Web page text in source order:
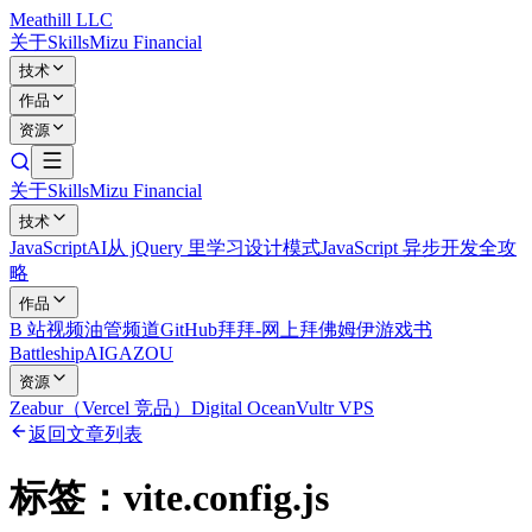
Meathill LLC
关于SkillsMizu Financial
技术
作品
资源
关于SkillsMizu Financial
技术
JavaScriptAI从 jQuery 里学习设计模式JavaScript 异步开发全攻
略
作品
B 站视频油管频道GitHub拜拜-网上拜佛姆伊游戏书
BattleshipAIGAZOU
资源
Zeabur（Vercel 竞品） Digital OceanVultr VPS
返回文章列表
标签： vite.config.js